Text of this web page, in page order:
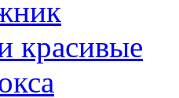
красивые